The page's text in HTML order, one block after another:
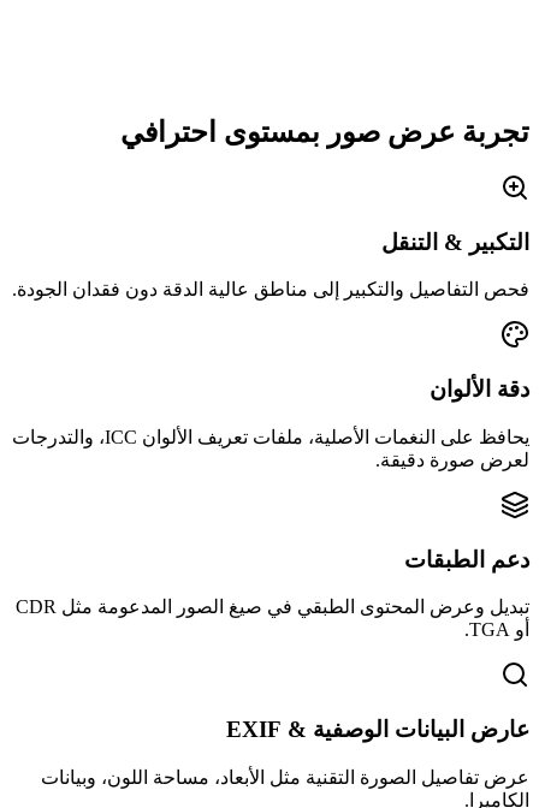
تجربة عرض صور بمستوى احترافي
التكبير & التنقل
فحص التفاصيل والتكبير إلى مناطق عالية الدقة دون فقدان الجودة.
دقة الألوان
يحافظ على النغمات الأصلية، ملفات تعريف الألوان ICC، والتدرجات
لعرض صورة دقيقة.
دعم الطبقات
تبديل وعرض المحتوى الطبقي في صيغ الصور المدعومة مثل CDR
أو TGA.
عارض البيانات الوصفية & EXIF
عرض تفاصيل الصورة التقنية مثل الأبعاد، مساحة اللون، وبيانات
الكاميرا.